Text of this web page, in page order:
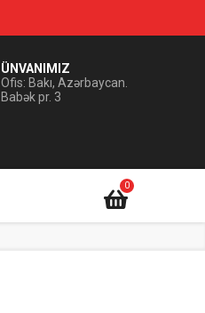
ÜNVANIMIZ
Ofis: Bakı, Azərbaycan.
Babək pr. 3
0